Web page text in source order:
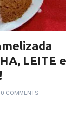
LEITE e
0 COMMENTS